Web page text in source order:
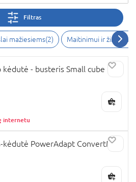
Filtras
mažiesiems(2) Maitinimui ir žindymui
kėdutė - busteris Small cube
internetu
kėdutė PowerAdapt ConvertMe,